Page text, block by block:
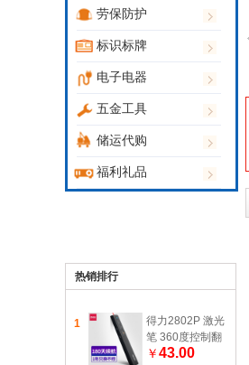
劳保防护
标识标牌
电子电器
五金工具
储运代购
福利礼品
热销排行
1
得力2802P 激光
笔 360度控制翻
页笔 红外线ppt翻
￥43.00